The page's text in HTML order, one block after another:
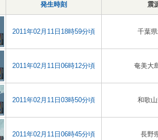
発生時刻 震
2011年02月11日18時59分頃 千葉
2011年02月11日06時12分頃 奄美大
2011年02月11日03時50分頃 和歌
2011年02月11日06時45分頃 長野